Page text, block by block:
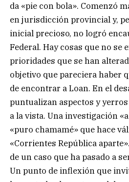
da «pie con bola». Comenzó
en jurisdicción provincial y,
inicial precioso, no logró
Federal. Hay cosas que no se
prioridades que se han
objetivo que pareciera haber
de encontrar a Loan. En el
puntualizan aspectos y
a la vista. Una investigación
«puro chamamé» que hace
«Corrientes República
de un caso que ha pasado a
Un punto de inflexión que